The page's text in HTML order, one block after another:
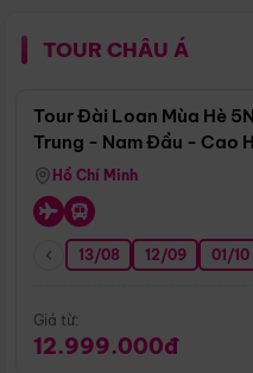
TOUR CHÂU Á
Tour Đài Loan Mùa Hè
Trung - Nam Đầu - Cao
Hồ Chí Minh
13/08 12/09 01/10
Giá từ:
12.999.000đ